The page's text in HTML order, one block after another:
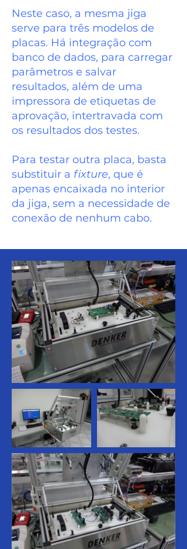
Neste caso, a mesma jiga
serve para três modelos de
placas. Há integração com
banco de dados, para carregar
parâmetros e salvar
resultados, além de uma
impressora de etiquetas de
aprovação, intertravada com
os resultados dos testes.
Para testar outra placa, basta
substituir a fixture, que é
apenas encaixada no interior
da jiga, sem a necessidade de
conexão de nenhum cabo.